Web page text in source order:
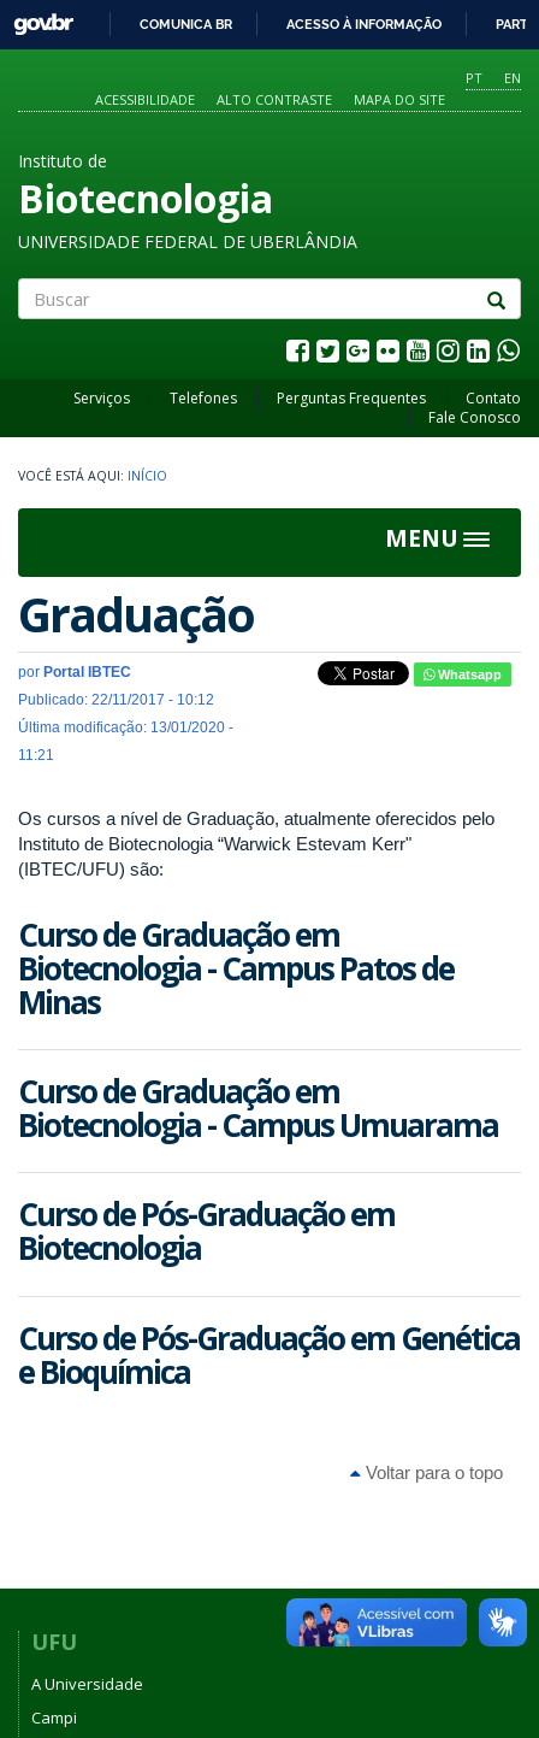
O
CONTEÚDO
GOVBR
COMUNICA BR ACESSO À INFORMAÇÃO
PT
EN
ACESSIBILIDADE
ALTO CONTRASTE MAPA DO SITE
Instituto de
Biotecnologia
UNIVERSIDADE FEDERAL DE UBERLÂNDIA
Serviços Telefones Perguntas Frequentes
Contato
Fale Conosco
INÍCIO
MENU
Toggle
Graduação
por Portal IBTEC
Publicado: 22/11/2017 - 10:12
Última modificação: 13/01/2020 -
11:21
Whatsapp
Os cursos a nível de Graduação, atualmente oferecidos pelo
Instituto de Biotecnologia “Warwick Estevam Kerr"
(IBTEC/UFU) são:
Curso de Graduação em
Biotecnologia - Campus Patos de
Minas
Curso de Graduação em
Biotecnologia - Campus Umuarama
Curso de Pós-Graduação em
Biotecnologia
Curso de Pós-Graduação em Genética
e Bioquímica
Voltar para o topo
UFU
A Universidade
Campi